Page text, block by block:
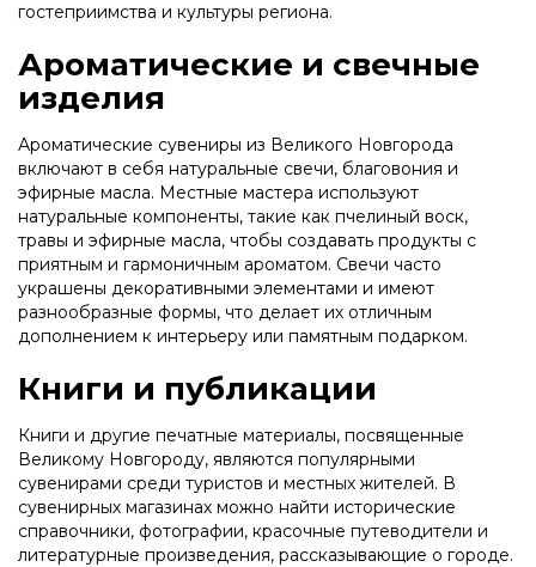
гостеприимства и культуры региона.
Ароматические и свечные
изделия
Ароматические сувениры из Великого Новгорода
включают в себя натуральные свечи, благовония и
эфирные масла. Местные мастера используют
натуральные компоненты, такие как пчелиный воск,
травы и эфирные масла, чтобы создавать продукты с
приятным и гармоничным ароматом. Свечи часто
украшены декоративными элементами и имеют
разнообразные формы, что делает их отличным
дополнением к интерьеру или памятным подарком.
Книги и публикации
Книги и другие печатные материалы, посвященные
Великому Новгороду, являются популярными
сувенирами среди туристов и местных жителей. В
сувенирных магазинах можно найти исторические
справочники, фотографии, красочные путеводители и
литературные произведения, рассказывающие о городе.